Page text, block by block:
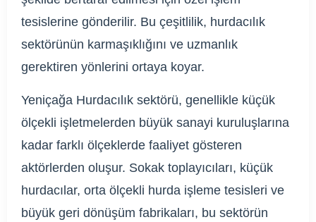
tesislerine gönderilir. Bu çeşitlilik, hurdacılık
sektörünün karmaşıklığını ve uzmanlık
gerektiren yönlerini ortaya koyar.
Yeniçağa Hurdacılık sektörü, genellikle küçük
ölçekli işletmelerden büyük sanayi kuruluşlarına
kadar farklı ölçeklerde faaliyet gösteren
aktörlerden oluşur. Sokak toplayıcıları, küçük
hurdacılar, orta ölçekli hurda işleme tesisleri ve
büyük geri dönüşüm fabrikaları, bu sektörün